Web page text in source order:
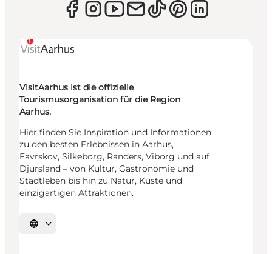
VisitAarhus ist die offizielle
Tourismusorganisation für die Region
Aarhus.
Hier finden Sie Inspiration und Informationen
zu den besten Erlebnissen in Aarhus,
Favrskov, Silkeborg, Randers, Viborg und auf
Djursland – von Kultur, Gastronomie und
Stadtleben bis hin zu Natur, Küste und
einzigartigen Attraktionen.
Sprache auswählen